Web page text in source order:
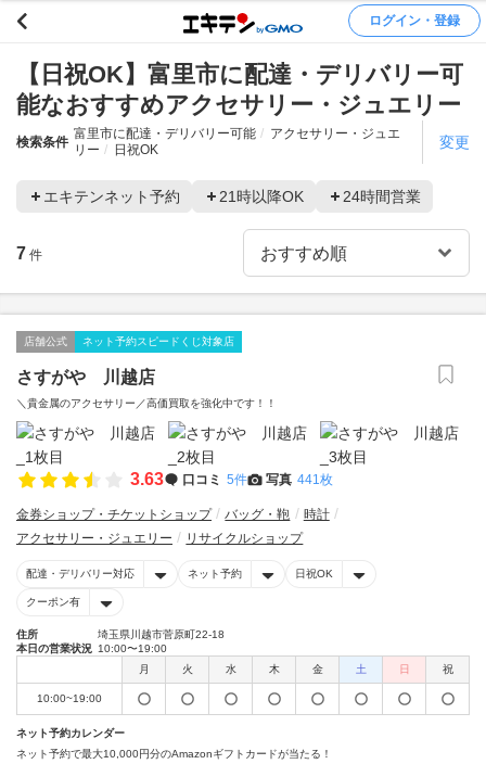
ログイン・登録
【日祝OK】富里市に配達・デリバリー可
能なおすすめアクセサリー・ジュエリー
検索条件
富里市に配達・デリバリー可能
アクセサリー・ジュエ
リー
日祝OK 変更
エキテンネット予約 21時以降OK 24時間営業
7 件
店舗公式 ネット予約スピードくじ対象店
さすがや 川越店
＼貴金属のアクセサリー／高価買取を強化中です！！
3.63 口コミ 5件 写真 441枚
金券ショップ・チケットショップ バッグ・鞄
時計
アクセサリー・ジュエリー
リサイクルショップ
配達・デリバリー対応 ネット予約 日祝OK
クーポン有
住所
埼玉県川越市菅原町22-18
本日の営業状況 10:00〜19:00
月
火 水 木 金 土 日 祝
10:00~19:00
ネット予約カレンダー
ネット予約で最大10,000円分のAmazonギフトカードが当たる！